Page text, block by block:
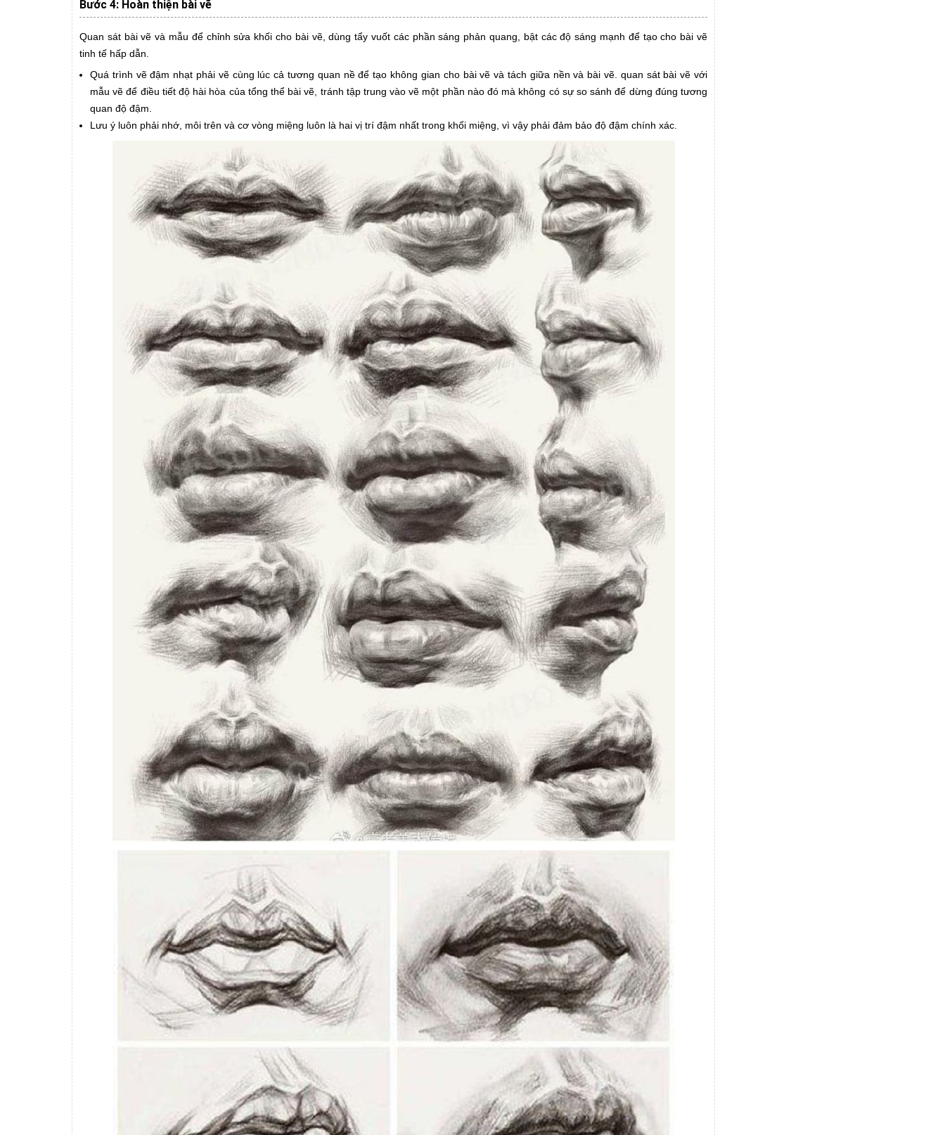
Bước 4: Hoàn thiện bài vẽ
Quan sát bài vẽ và mẫu để chỉnh sửa khối cho bài vẽ, dùng tẩy vuốt các phần sáng phản quang, bật các độ sáng mạnh để tạo cho bài vẽ
tinh tế hấp dẫn.
Quá trình vẽ đậm nhạt phải vẽ cùng lúc cả tương quan nề để tạo không gian cho bài vẽ và tách giữa nền và bài vẽ. quan sát bài vẽ với
mẫu vẽ để điều tiết độ hài hòa của tổng thể bài vẽ, tránh tập trung vào vẽ một phần nào đó mà không có sự so sánh để dừng đúng tương
quan độ đậm.
Lưu ý luôn phải nhớ, môi trên và cơ vòng miệng luôn là hai vị trí đậm nhất trong khối miệng, vì vậy phải đảm bảo độ đậm chính xác.